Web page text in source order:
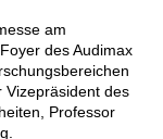
am
des Audimax
des
Professor